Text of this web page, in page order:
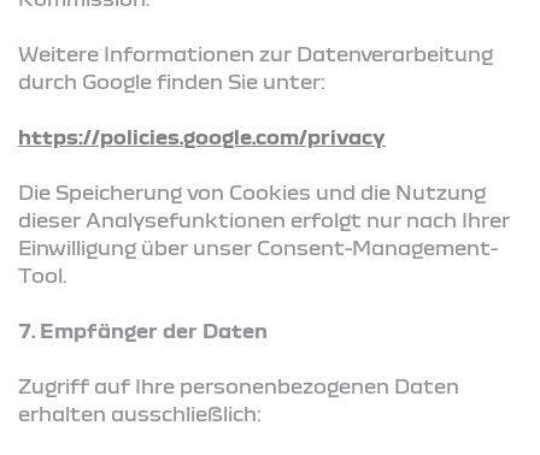
Weitere Informationen zur Datenverarbeitung
durch Google finden Sie unter:
https://policies.google.com/privacy
Die Speicherung von Cookies und die Nutzung
dieser Analysefunktionen erfolgt nur nach Ihrer
Einwilligung über unser Consent-Management-
Tool.
7. Empfänger der Daten
Zugriff auf Ihre personenbezogenen Daten
erhalten ausschließlich: